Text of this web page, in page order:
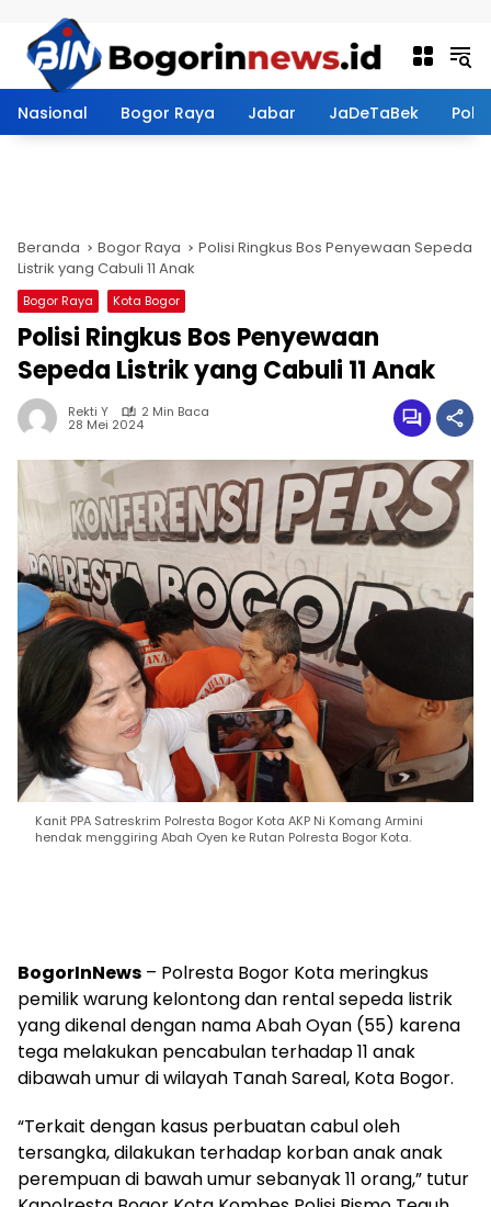
Nasional Bogor Raya Jabar JaDeTaBek
Beranda Bogor Raya
Polisi Ringkus Bos Penyewaan Sepeda
Listrik yang Cabuli 11 Anak
Bogor Raya Kota Bogor
Polisi Ringkus Bos Penyewaan
Sepeda Listrik yang Cabuli 11 Anak
Rekti Y 2 Min Baca
28 Mei 2024
Kanit PPA Satreskrim Polresta Bogor Kota AKP Ni Komang Armini
hendak menggiring Abah Oyen ke Rutan Polresta Bogor Kota.
BogorInNews – Polresta Bogor Kota meringkus
pemilik warung kelontong dan rental sepeda listrik
yang dikenal dengan nama Abah Oyan (55) karena
tega melakukan pencabulan terhadap 11 anak
dibawah umur di wilayah Tanah Sareal, Kota Bogor.
“Terkait dengan kasus perbuatan cabul oleh
tersangka, dilakukan terhadap korban anak anak
perempuan di bawah umur sebanyak 11 orang,” tutur